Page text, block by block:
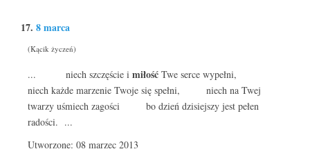
17. 8 marca
(Kącik życzeń)
... niech szczęście i miłość Twe serce wypełni,
niech każde marzenie Twoje się spełni, niech na Twej
twarzy uśmiech zagości bo dzień dzisiejszy jest pełen
radości. ...
Utworzone: 08 marzec 2013